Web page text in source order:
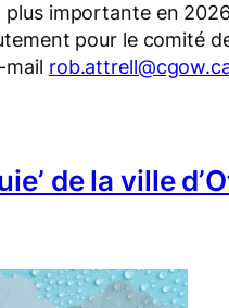
importante en
pour le comité
mail
de la ville